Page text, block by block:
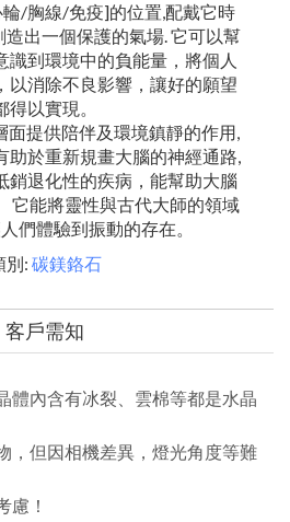
/胸線/免疫]的位置,配戴它時
出一個保護的氣場. 它可以幫
識到環境中的負能量，將個人
以消除不良影響，讓好的願望
得以實現。
面提供陪伴及環境鎮靜的作用,
助於重新規畫大腦的神經通路,
銷退化性的疾病，能幫助大腦
它能將靈性與古代大師的領域
們體驗到振動的存在。
別: 碳鎂鉻石
客戶需知
體內含有冰裂、雲棉等都是水晶
，但因相機差異，燈光角度等難
慮！